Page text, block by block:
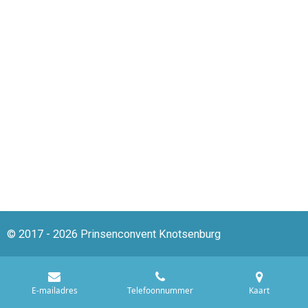
© 2017 - 2026 Prinsenconvent Knotsenburg
E-mailadres Telefoonnummer Kaart